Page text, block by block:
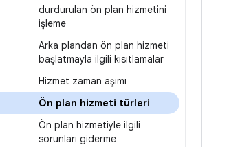
durdurulan ön plan hizmetini
işleme
Arka plandan ön plan hizmeti
başlatmayla ilgili kısıtlamalar
Hizmet zaman aşımı
Ön plan hizmeti türleri
Ön plan hizmetiyle ilgili
sorunları giderme